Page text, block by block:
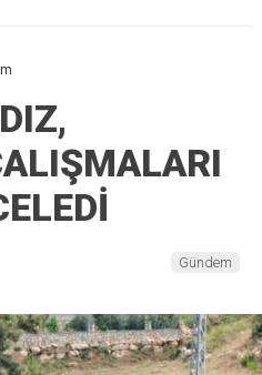
Gündem